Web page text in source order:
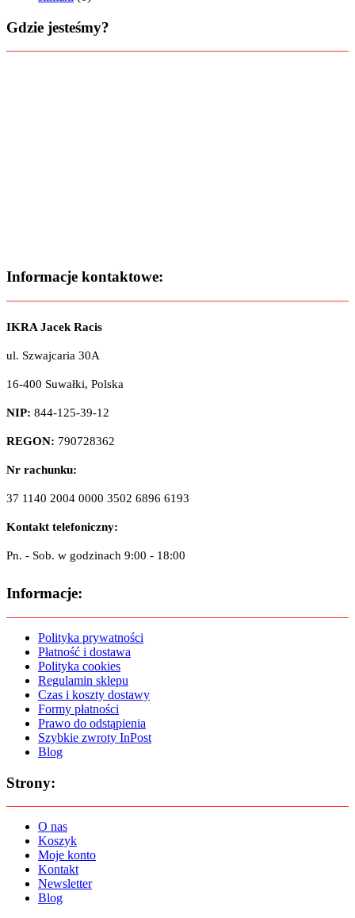
Gdzie jesteśmy?
Informacje kontaktowe:
IKRA Jacek Racis
ul. Szwajcaria 30A
16-400 Suwałki, Polska
NIP: 844-125-39-12
REGON: 790728362
Nr rachunku:
37 1140 2004 0000 3502 6896 6193
Kontakt telefoniczny:
Pn. - Sob. w godzinach 9:00 - 18:00
Informacje:
Polityka prywatności
Płatność i dostawa
Polityka cookies
Regulamin sklepu
Czas i koszty dostawy
Formy płatności
Prawo do odstąpienia
Szybkie zwroty InPost
Blog
Strony:
O nas
Koszyk
Moje konto
Kontakt
Newsletter
Blog